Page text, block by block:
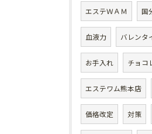
エステＷＡＭ 国
血液力 バレンタ
お手入れ チョコ
エステワム熊本店
価格改定 対策